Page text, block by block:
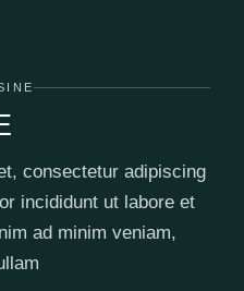
consectetur adipiscing
incididunt ut labore et
ad minim veniam,